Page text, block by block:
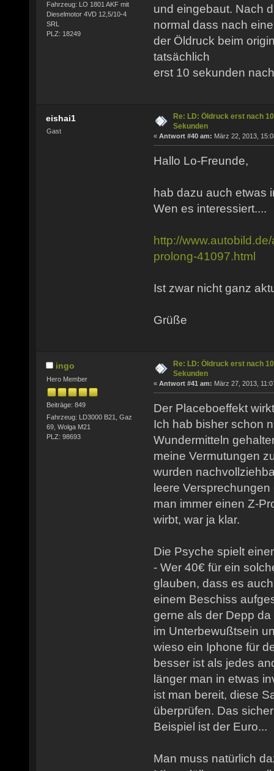
Fahrzeug: LO 1801 AKF mit
Dieselmotor 4VD 12,5/10-4
SRL
PLZ: 18249
und eingebaut. Nach
normal dass nach
der Öldruck beim
tatsächlich
erst 10 sekunden
eishai1
Gast
Re: LD: Öldruck erst nach 10
Sekunden
« Antwort #40 am: März 22, 2013,
Hallo Lo-Freunde,
hab dazu auch etwas
Wen es interessiert....
http://
prolong-41097.html
Ist zwar nicht ganz
Grüße
ingo
Hero Member
Beiträge: 849
Fahrzeug: LD3000 B21, Gaz
69, Wolga M21
PLZ: 98693
Re: LD: Öldruck erst nach 10
Sekunden
« Antwort #41 am: März 27, 2013,
Der Placeboeffekt
Ich hab bisher schon
Wundermitteln
meine Vermutungen
wurden
leere
man immer einen Z-
wirbt, war ja klar.
Die Psyche spielt
- Wer 40€ für ein
glauben, dass es
einem Beschiss
gerne als der Depp
im Unterbewußtsein
wieso ein Iphone für
besser ist als jedes
länger man in etwas
ist man bereit, diese
überprüfen. Das
Beispiel ist der Euro...
Man muss natürlich